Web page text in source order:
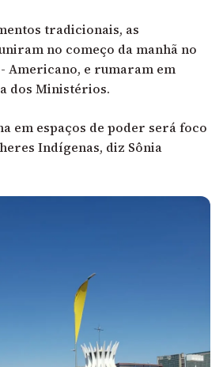
tradicionais, as
no começo da manhã no
Americano, e rumaram em
dos Ministérios.
em espaços de poder será foco
Indígenas, diz Sônia